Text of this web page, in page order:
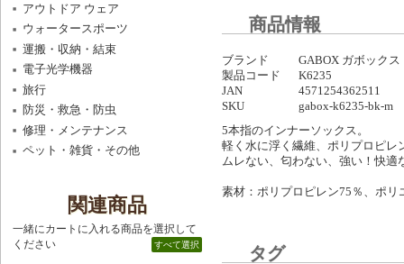
商品情報
ブランド
GABOX ガボックス
製品コード
K6235
JAN
4571254362511
SKU
gabox-k6235-bk-m
5本指のインナーソックス。
軽く水に浮く繊維、ポリプロピレ
ムレない、匂わない、強い！快適
素材：ポリプロピレン75％、ポ
タグ
アウトドア ウェア
ウォータースポーツ
運搬・収納・結束
電子光学機器
旅行
防災・救急・防虫
修理・メンテナンス
ペット・雑貨・その他
関連商品
一緒にカートに入れる商品を選択して
ください
すべて選択